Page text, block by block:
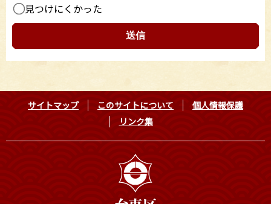
見つけにくかった
サイトマップ このサイトについて
個人情報保護
リンク集